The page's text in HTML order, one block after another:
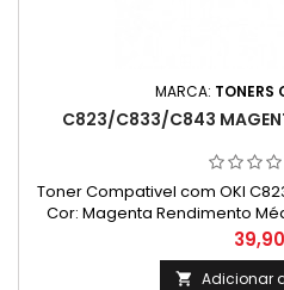
MARCA: TONERS
C823/C833/C843
Toner Compativel com OKI
Cor: Magenta Rendimento
com base na norma ISO/IEC
rendimento real varia
conteúdo das páginas
Preço
 Adicionar